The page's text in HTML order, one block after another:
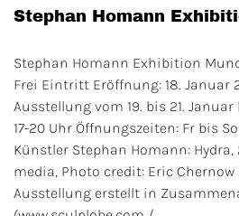
Stephan Homann
Stephan Homann Exhibition
Frei Eintritt Eröffnung: 18. Januar
Ausstellung vom 19. bis 21. Januar
17-20 Uhr Öffnungszeiten: Fr bis So
Künstler Stephan Homann: Hydra,
media, Photo credit: Eric
Ausstellung erstellt in